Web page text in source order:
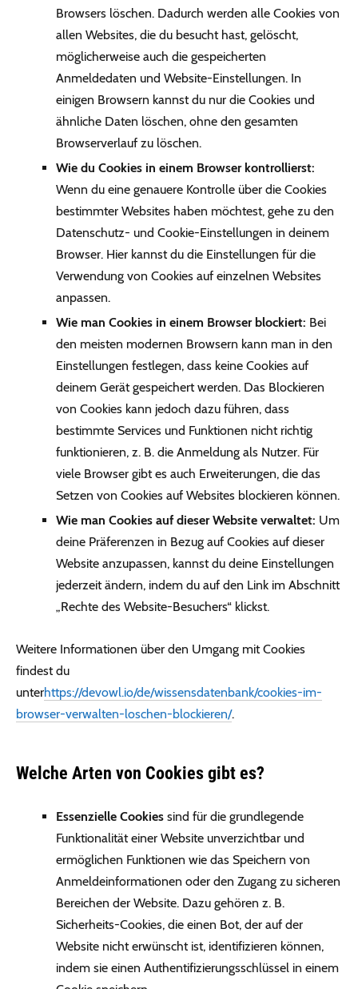
Browsers löschen. Dadurch werden alle Cookies von
allen Websites, die du besucht hast, gelöscht,
möglicherweise auch die gespeicherten
Anmeldedaten und Website-Einstellungen. In
einigen Browsern kannst du nur die Cookies und
ähnliche Daten löschen, ohne den gesamten
Browserverlauf zu löschen.
Wie du Cookies in einem Browser kontrollierst:
Wenn du eine genauere Kontrolle über die Cookies
bestimmter Websites haben möchtest, gehe zu den
Datenschutz- und Cookie-Einstellungen in deinem
Browser. Hier kannst du die Einstellungen für die
Verwendung von Cookies auf einzelnen Websites
anpassen.
Wie man Cookies in einem Browser blockiert: Bei
den meisten modernen Browsern kann man in den
Einstellungen festlegen, dass keine Cookies auf
deinem Gerät gespeichert werden. Das Blockieren
von Cookies kann jedoch dazu führen, dass
bestimmte Services und Funktionen nicht richtig
funktionieren, z. B. die Anmeldung als Nutzer. Für
viele Browser gibt es auch Erweiterungen, die das
Setzen von Cookies auf Websites blockieren können.
Wie man Cookies auf dieser Website verwaltet: Um
deine Präferenzen in Bezug auf Cookies auf dieser
Website anzupassen, kannst du deine Einstellungen
jederzeit ändern, indem du auf den Link im Abschnitt
„Rechte des Website-Besuchers“ klickst.
Weitere Informationen über den Umgang mit Cookies
findest du
unterhttps://devowl.io/de/wissensdatenbank/cookies-im-
browser-verwalten-loschen-blockieren/.
Welche Arten von Cookies gibt es?
Essenzielle Cookies sind für die grundlegende
Funktionalität einer Website unverzichtbar und
ermöglichen Funktionen wie das Speichern von
Anmeldeinformationen oder den Zugang zu sicheren
Bereichen der Website. Dazu gehören z. B.
Sicherheits-Cookies, die einen Bot, der auf der
Website nicht erwünscht ist, identifizieren können,
indem sie einen Authentifizierungsschlüssel in einem